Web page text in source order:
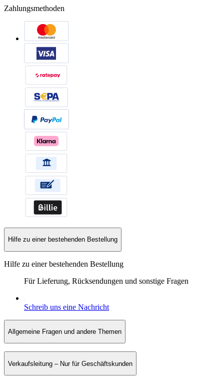
Zahlungsmethoden
Hilfe zu einer bestehenden Bestellung
Hilfe zu einer bestehenden Bestellung
Für Lieferung, Rücksendungen und sonstige Fragen
Schreib uns eine Nachricht
Allgemeine Fragen und andere Themen
Verkaufsleitung – Nur für Geschäftskunden